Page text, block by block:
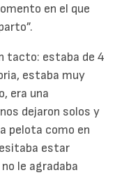
en el que
tacto: estaba de 4
estaba muy
era una
dejaron solos y
pelota como en
estar
le agradaba